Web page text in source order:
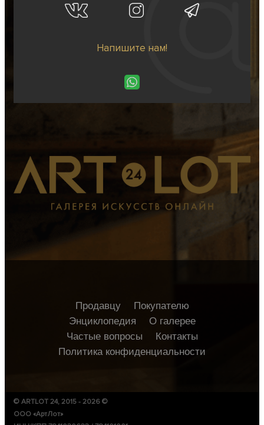
Напишите нам!
Продавцу
Покупателю
Энциклопедия
О галерее
Частые вопросы
Контакты
Политика конфиденциальности
© ARTLOT 24, 2015 - 2026 ©
ООО «АртЛот»